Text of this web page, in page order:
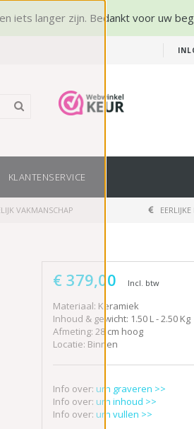
iets langer zijn. Bedankt voor uw
KLANTENSERVICE
VAKMANSCHAP
€ 379,00 Incl. btw
Materiaal: Keramiek
Inhoud & gewicht: 1.50 L - 2.50 Kg
Afmeting: 28 cm hoog
Locatie: Binnen
Info over: urn graveren >>
Info over: urn inhoud >>
Info over: urn vullen >>